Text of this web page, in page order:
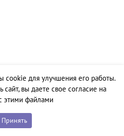
cookie для улучшения его работы.
сайт, вы даете свое согласие на
этими файлами
Принять